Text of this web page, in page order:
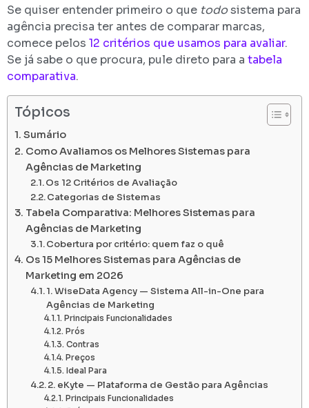
Se quiser entender primeiro o que todosistema para
agência precisa ter antes de comparar marcas,
comece pelos 12 critérios que usamos para avaliar.
Se já sabe o que procura, pule direto para a tabela
comparativa.
Tópicos
Sumário
Como Avaliamos os Melhores Sistemas para
Agências de Marketing
Os 12 Critérios de Avaliação
Categorias de Sistemas
Tabela Comparativa: Melhores Sistemas para
Agências de Marketing
Cobertura por critério: quem faz o quê
Os 15 Melhores Sistemas para Agências de
Marketing em 2026
1. WiseData Agency — Sistema All-in-One para
Agências de Marketing
Principais Funcionalidades
Prós
Contras
Preços
Ideal Para
2. eKyte — Plataforma de Gestão para Agências
Principais Funcionalidades